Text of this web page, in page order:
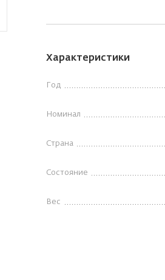
Характеристики
Год
Номинал
Страна
Состояние
Вес